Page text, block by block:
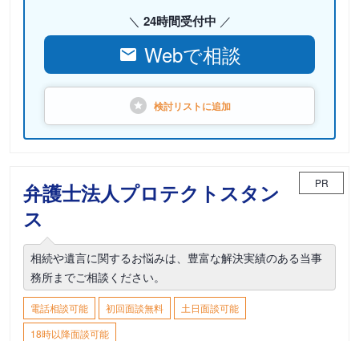
24時間受付中
Webで相談
検討リストに追加
弁護士法人プロテクトスタン
ス
PR
相続や遺言に関するお悩みは、豊富な解決実績のある当事
務所までご相談ください。
電話相談可能 初回面談無料
土日面談可能
18時以降面談可能